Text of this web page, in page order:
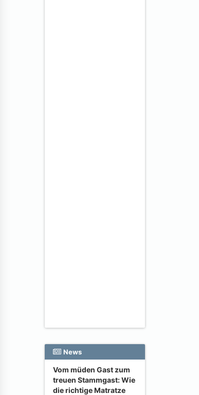
News
Vom müden Gast zum
treuen Stammgast: Wie
die richtige Matratze